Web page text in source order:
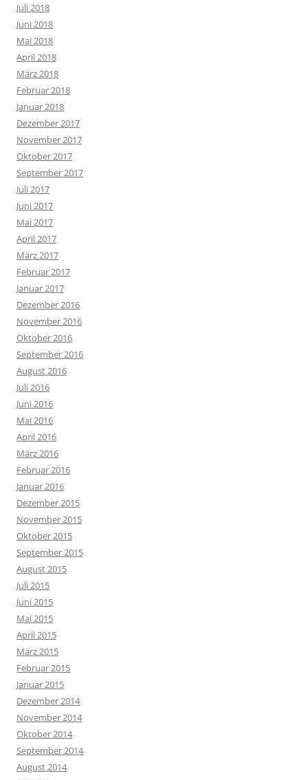
Juli 2018
Juni 2018
Mai 2018
April 2018
März 2018
Februar 2018
Januar 2018
Dezember 2017
November 2017
Oktober 2017
September 2017
Juli 2017
Juni 2017
Mai 2017
April 2017
März 2017
Februar 2017
Januar 2017
Dezember 2016
November 2016
Oktober 2016
September 2016
August 2016
Juli 2016
Juni 2016
Mai 2016
April 2016
März 2016
Februar 2016
Januar 2016
Dezember 2015
November 2015
Oktober 2015
September 2015
August 2015
Juli 2015
Juni 2015
Mai 2015
April 2015
März 2015
Februar 2015
Januar 2015
Dezember 2014
November 2014
Oktober 2014
September 2014
August 2014